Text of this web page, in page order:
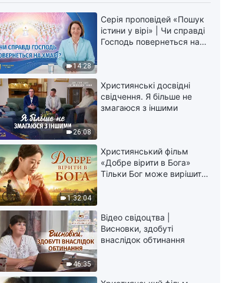
14:28
Серія проповідей «Пошук
істини у вірі» | Чи справді
Господь повернеться на
26:08
Християнські досвідні
свідчення. Я більше не
змагаюся з іншими
1:32:04
Християнський фільм
«Добре вірити в Бога»
Тільки Бог може вирішити
46:35
Відео свідоцтва |
Висновки, здобуті
внаслідок обтинання